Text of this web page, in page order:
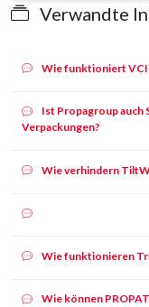
Verwandte
Wie funktioniert
Ist Propagroup
Verpackungen?
Wie verhindern
Wie funktionieren
Wie können